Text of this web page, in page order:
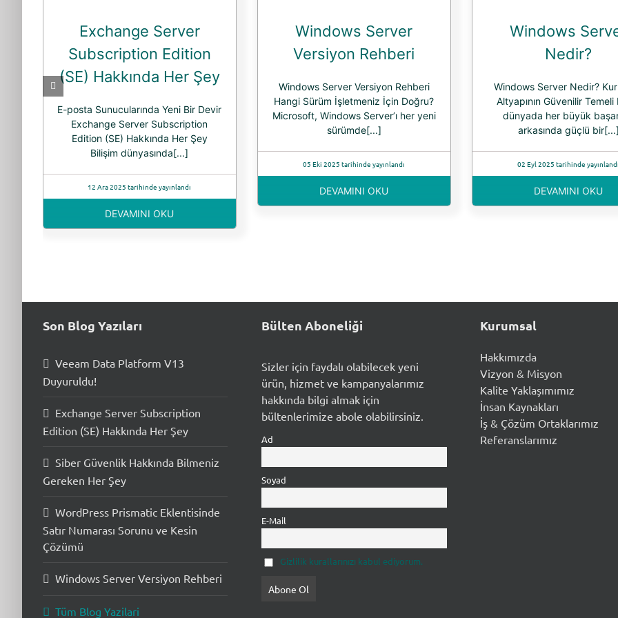
Exchange Server
Subscription Edition
(SE) Hakkında Her Şey
E-posta Sunucularında Yeni Bir Devir
Exchange Server Subscription
Edition (SE) Hakkında Her Şey
Bilişim dünyasında[...]
12 Ara 2025 tarihinde yayınlandı
DEVAMINI OKU
Windows Server
Versiyon Rehberi
Windows Server Versiyon Rehberi
Hangi Sürüm İşletmeniz İçin Doğru?
Microsoft, Windows Server’ı her yeni
sürümde[...]
05 Eki 2025 tarihinde yayınlandı
DEVAMINI OKU
Windows
Nedir?
Windows Server Nedir?
Altyapının Güvenilir Temeli
dünyada her büyük
arkasında güçlü bir[...]
02 Eyl 2025 tarihinde yayınlandı
DEVAMINI OKU
Son Blog Yazıları
Veeam Data Platform V13
Duyuruldu!
Exchange Server Subscription
Edition (SE) Hakkında Her Şey
Siber Güvenlik Hakkında Bilmeniz
Gereken Her Şey
WordPress Prismatic Eklentisinde
Satır Numarası Sorunu ve Kesin
Çözümü
Windows Server Versiyon Rehberi
Tüm Blog Yazilari
Bülten Aboneliği
Sizler için faydalı olabilecek yeni
ürün, hizmet ve kampanyalarımız
hakkında bilgi almak için
bültenlerimize abole olabilirsiniz.
Ad
Soyad
E-Mail
Gizlilik kurallarınızı kabul ediyorum.
Kurumsal
Hakkımızda
Vizyon & Misyon
Kalite Yaklaşımımız
İnsan Kaynakları
İş & Çözüm Ortaklarımız
Referanslarımız